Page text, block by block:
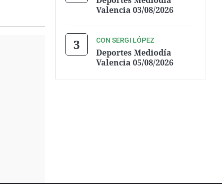
Valencia 03/08/2026
CON SERGI LÓPEZ
Deportes Mediodía
Valencia 05/08/2026